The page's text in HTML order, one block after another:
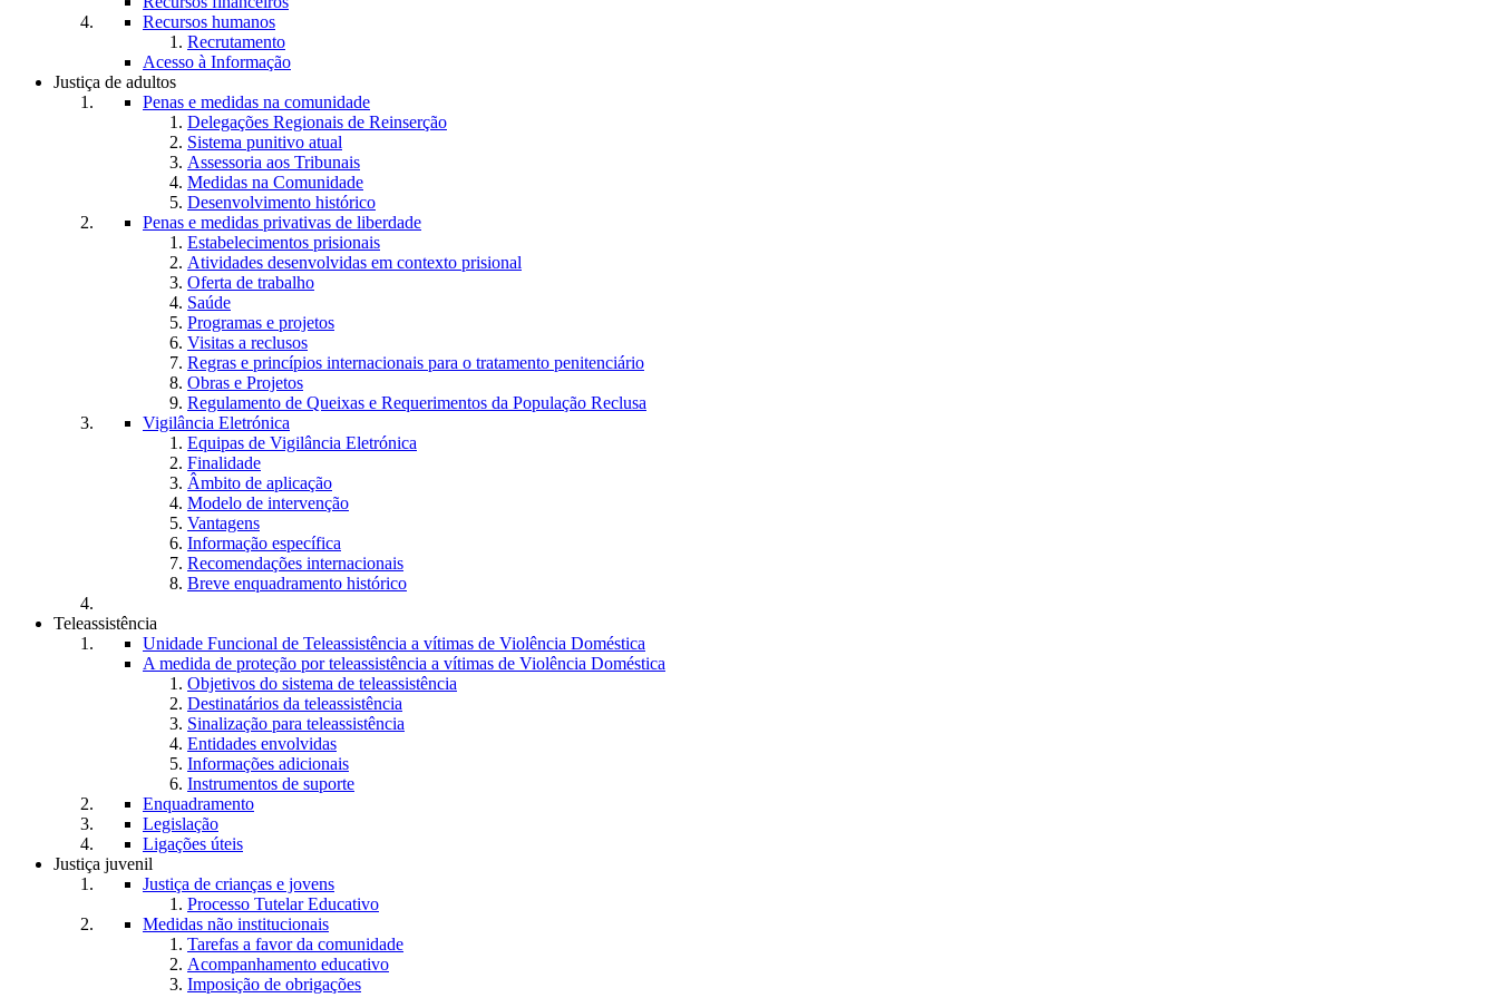
Recursos humanos
Recrutamento
Acesso à Informação
Justiça de adultos
Penas e medidas na comunidade
Delegações Regionais de Reinserção
Sistema punitivo atual
Assessoria aos Tribunais
Medidas na Comunidade
Desenvolvimento histórico
Penas e medidas privativas de liberdade
Estabelecimentos prisionais
Atividades desenvolvidas em contexto prisional
Oferta de trabalho
Saúde
Programas e projetos
Visitas a reclusos
Regras e princípios internacionais para o tratamento penitenciário
Obras e Projetos
Regulamento de Queixas e Requerimentos da População Reclusa
Vigilância Eletrónica
Equipas de Vigilância Eletrónica
Finalidade
Âmbito de aplicação
Modelo de intervenção
Vantagens
Informação específica
Recomendações internacionais
Breve enquadramento histórico
Teleassistência
Unidade Funcional de Teleassistência a vítimas de Violência Doméstica
A medida de proteção por teleassistência a vítimas de Violência Doméstica
Objetivos do sistema de teleassistência
Destinatários da teleassistência
Sinalização para teleassistência
Entidades envolvidas
Informações adicionais
Instrumentos de suporte
Enquadramento
Legislação
Ligações úteis
Justiça juvenil
Justiça de crianças e jovens
Processo Tutelar Educativo
Medidas não institucionais
Tarefas a favor da comunidade
Acompanhamento educativo
Imposição de obrigações